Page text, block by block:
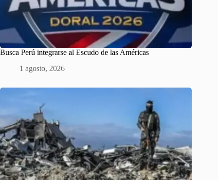
Busca Perú integrarse al Escudo de las Américas
1 agosto, 2026